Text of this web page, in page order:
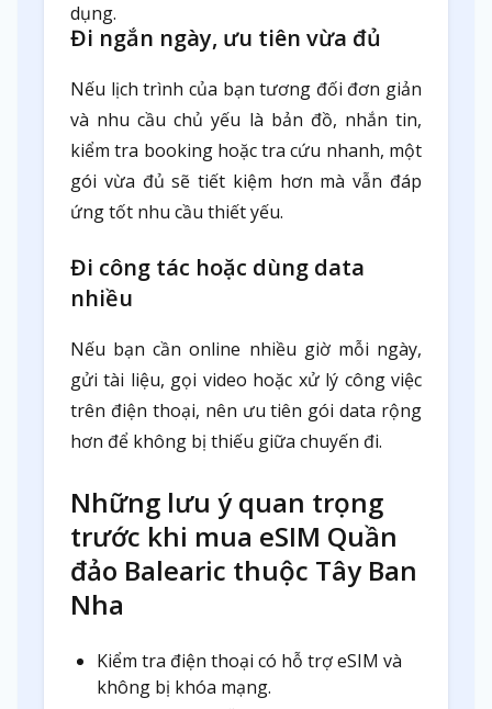
dụng.
Đi ngắn ngày, ưu tiên vừa đủ
Nếu lịch trình của bạn tương đối đơn giản
và nhu cầu chủ yếu là bản đồ, nhắn tin,
kiểm tra booking hoặc tra cứu nhanh, một
gói vừa đủ sẽ tiết kiệm hơn mà vẫn đáp
ứng tốt nhu cầu thiết yếu.
Đi công tác hoặc dùng data
nhiều
Nếu bạn cần online nhiều giờ mỗi ngày,
gửi tài liệu, gọi video hoặc xử lý công việc
trên điện thoại, nên ưu tiên gói data rộng
hơn để không bị thiếu giữa chuyến đi.
Những lưu ý quan trọng
trước khi mua eSIM Quần
đảo Balearic thuộc Tây Ban
Nha
Kiểm tra điện thoại có hỗ trợ eSIM và
không bị khóa mạng.